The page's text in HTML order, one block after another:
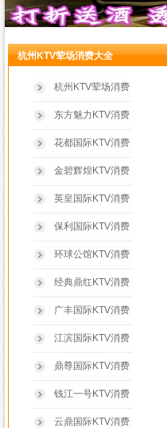
杭州KTV荤场消费大全
杭州KTV荤场消费
东方魅力KTV消费
花都国际KTV消费
金碧辉煌KTV消费
英皇国际KTV消费
保利国际KTV消费
环球公馆KTV消费
经典鼎红KTV消费
广丰国际KTV消费
江滨国际KTV消费
鼎尊国际KTV消费
钱江一号KTV消费
云鼎国际KTV消费